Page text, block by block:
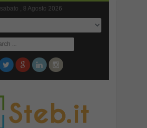
sabato , 8 Agosto 2026